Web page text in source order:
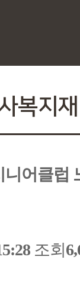
복지
어클럽
조회